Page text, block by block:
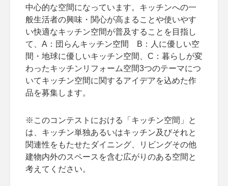
中心的な空間になっています。キッチンへの一
般生活者の興味・関心が高まることや使いやす
い快適なキッチン空間が普及することを目指し
て、A：団らんキッチン空間 B：人に優しい空
間・地球に優しいキッチン空間、C：暮らしが変
わったキッチンリフォーム空間3つのテーマにつ
いてキッチン空間に関するアイデアを込めた作
品を募集します。
※このコンテストにおける「キッチン空間」と
は、キッチン単独あるいはキッチン及びそれと
関連性をもたせたダイニング、リビングその他
建物内外のスペースを含む広がりのある空間と
考えてください。